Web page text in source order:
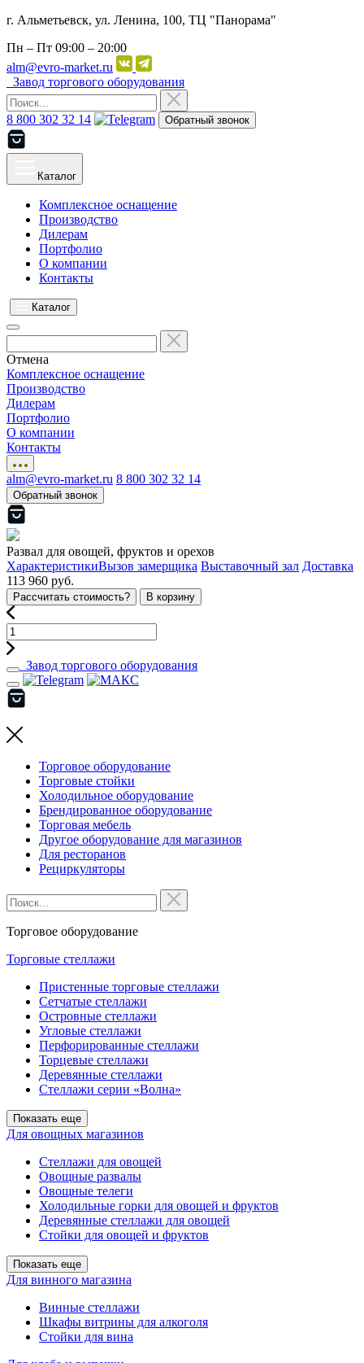
г. Альметьевск, ул. Ленина, 100, ТЦ "Панорама"
Пн – Пт 09:00 – 20:00
alm@evro-market.ru
Завод торгового оборудования
8 800 302 32 14 Обратный звонок
Каталог
Комплексное оснащение
Производство
Дилерам
Портфолио
О компании
Контакты
Каталог
Отмена
Комплексное оснащение
Производство
Дилерам
Портфолио
О компании
Контакты
alm@evro-market.ru 8 800 302 32 14
Обратный звонок
Развал для овощей, фруктов и орехов
ХарактеристикиВызов замерщика Выставочный зал Доставка
113 960 руб.
Рассчитать стоимость? В корзину
Завод торгового оборудования
Торговое оборудование
Торговые стойки
Холодильное оборудование
Брендированное оборудование
Торговая мебель
Другое оборудование для магазинов
Для ресторанов
Рециркуляторы
Торговое оборудование
Торговые стеллажи
Пристенные торговые стеллажи
Сетчатые стеллажи
Островные стеллажи
Угловые стеллажи
Перфорированные стеллажи
Торцевые стеллажи
Деревянные стеллажи
Стеллажи серии «Волна»
Показать еще
Для овощных магазинов
Стеллажи для овощей
Овощные развалы
Овощные телеги
Холодильные горки для овощей и фруктов
Деревянные стеллажи для овощей
Стойки для овощей и фруктов
Показать еще
Для винного магазина
Винные стеллажи
Шкафы витрины для алкоголя
Стойки для вина